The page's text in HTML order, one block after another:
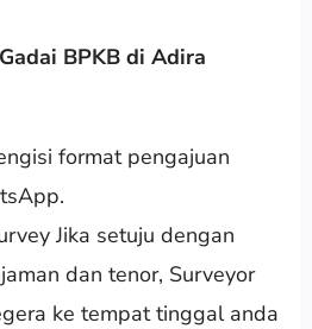
BPKB di Adira
format pengajuan
Jika setuju dengan
dan tenor, Surveyor
ke tempat tinggal anda